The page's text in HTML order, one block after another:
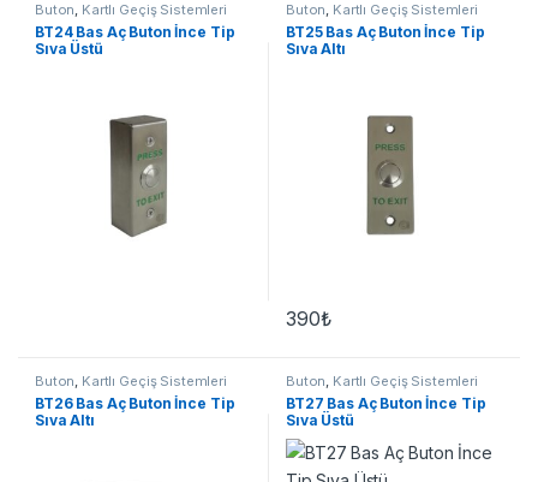
Buton, Kartlı Geçiş Sistemleri
BT24 Bas Aç Buton İnce Tip
Sıva Üstü
Buton, Kartlı Geçiş Sistemleri
BT25 Bas Aç Buton İnce Tip
Sıva Altı
390₺
Buton, Kartlı Geçiş Sistemleri
BT26 Bas Aç Buton İnce Tip
Sıva Altı
Buton, Kartlı Geçiş Sistemleri
BT27 Bas Aç Buton İnce Tip
Sıva Üstü